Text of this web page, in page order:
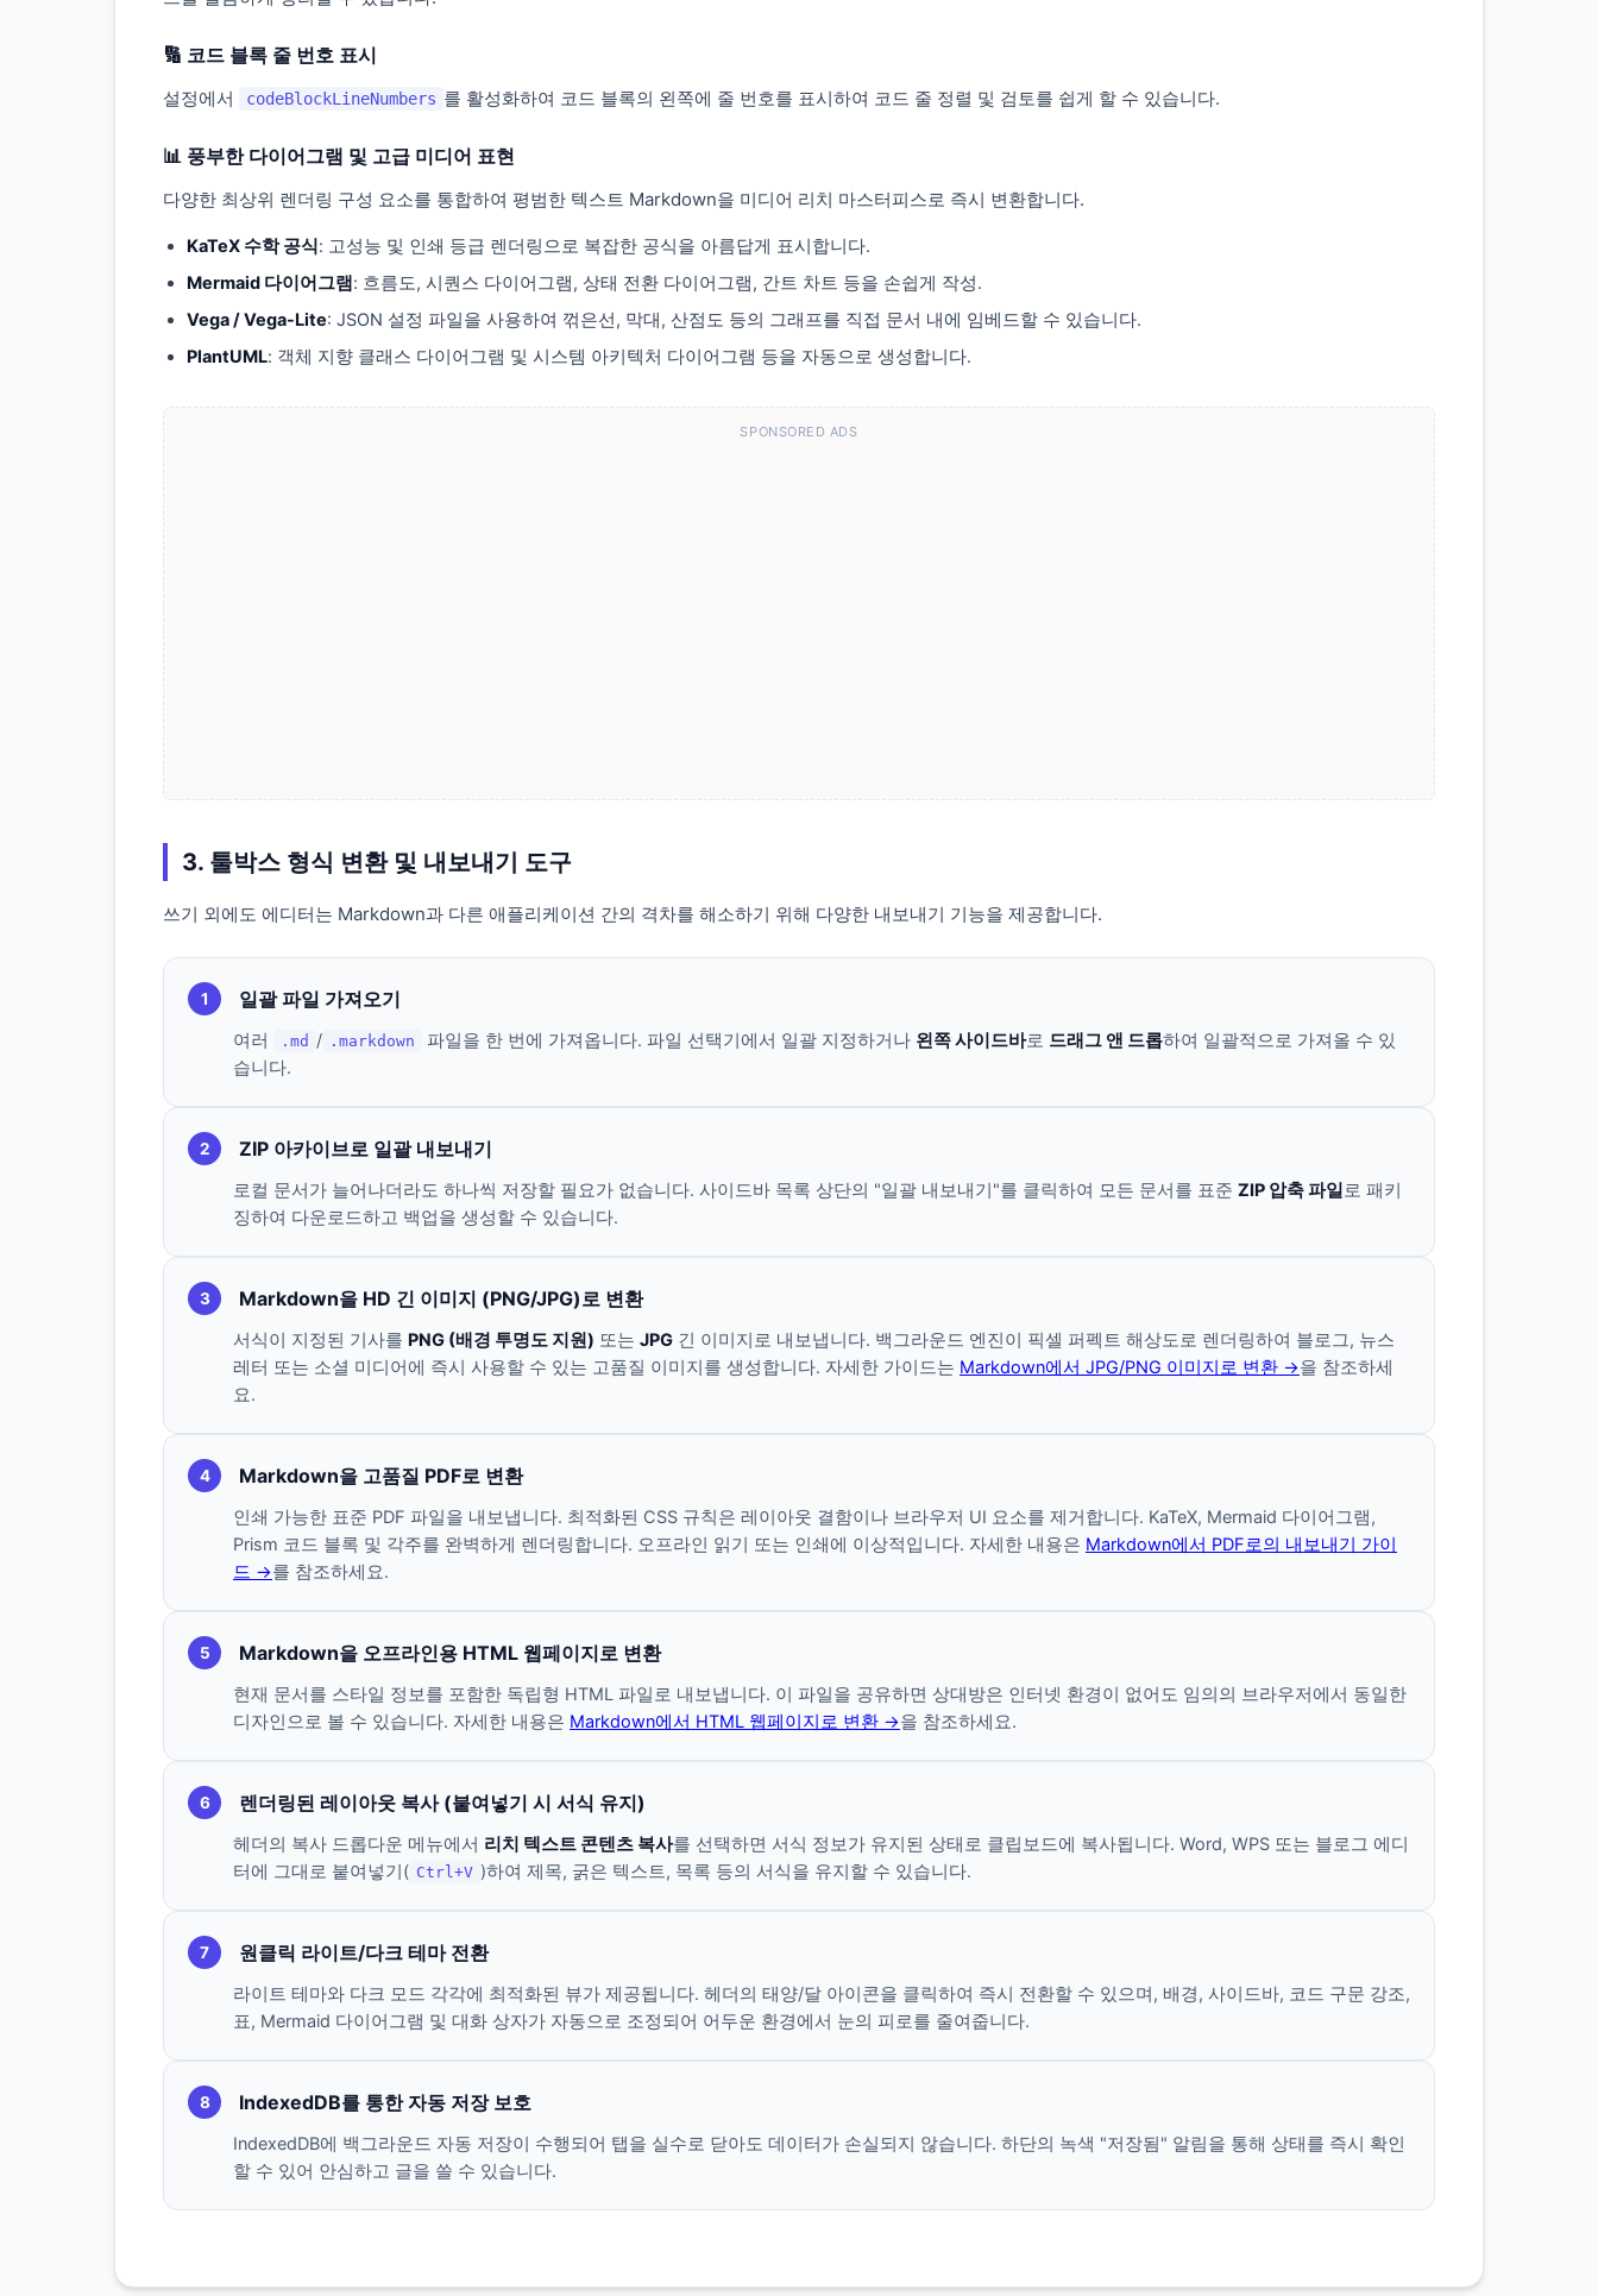
🔢 코드 블록 줄 번호 표시
설정에서 codeBlockLineNumbers 를 활성화하여 코드 블록의 왼쪽에 줄 번호를 표시하여 코드 줄 정렬 및 검토를 쉽게 할 수 있습니다.
📊 풍부한 다이어그램 및 고급 미디어 표현
다양한 최상위 렌더링 구성 요소를 통합하여 평범한 텍스트 Markdown을 미디어 리치 마스터피스로 즉시 변환합니다.
KaTeX 수학 공식: 고성능 및 인쇄 등급 렌더링으로 복잡한 공식을 아름답게 표시합니다.
Mermaid 다이어그램: 흐름도, 시퀀스 다이어그램, 상태 전환 다이어그램, 간트 차트 등을 손쉽게 작성.
Vega / Vega-Lite: JSON 설정 파일을 사용하여 꺾은선, 막대, 산점도 등의 그래프를 직접 문서 내에 임베드할 수 있습니다.
PlantUML: 객체 지향 클래스 다이어그램 및 시스템 아키텍처 다이어그램 등을 자동으로 생성합니다.
SPONSORED ADS
3. 툴박스 형식 변환 및 내보내기 도구
쓰기 외에도 에디터는 Markdown과 다른 애플리케이션 간의 격차를 해소하기 위해 다양한 내보내기 기능을 제공합니다.
1 일괄 파일 가져오기
여러 .md / .markdown 파일을 한 번에 가져옵니다. 파일 선택기에서 일괄 지정하거나 왼쪽 사이드바로 드래그 앤 드롭하여 일괄적으로 가져올 수 있
습니다.
2 ZIP 아카이브로 일괄 내보내기
로컬 문서가 늘어나더라도 하나씩 저장할 필요가 없습니다. 사이드바 목록 상단의 "일괄 내보내기"를 클릭하여 모든 문서를 표준 ZIP 압축 파일로 패키
징하여 다운로드하고 백업을 생성할 수 있습니다.
3 Markdown을 HD 긴 이미지 (PNG/JPG)로 변환
서식이 지정된 기사를 PNG (배경 투명도 지원) 또는 JPG 긴 이미지로 내보냅니다. 백그라운드 엔진이 픽셀 퍼펙트 해상도로 렌더링하여 블로그, 뉴스
레터 또는 소셜 미디어에 즉시 사용할 수 있는 고품질 이미지를 생성합니다. 자세한 가이드는 Markdown에서 JPG/PNG 이미지로 변환 →을 참조하세
요.
4 Markdown을 고품질 PDF로 변환
인쇄 가능한 표준 PDF 파일을 내보냅니다. 최적화된 CSS 규칙은 레이아웃 결함이나 브라우저 UI 요소를 제거합니다. KaTeX, Mermaid 다이어그램,
Prism 코드 블록 및 각주를 완벽하게 렌더링합니다. 오프라인 읽기 또는 인쇄에 이상적입니다. 자세한 내용은 Markdown에서 PDF로의 내보내기 가이
드 →를 참조하세요.
5 Markdown을 오프라인용 HTML 웹페이지로 변환
현재 문서를 스타일 정보를 포함한 독립형 HTML 파일로 내보냅니다. 이 파일을 공유하면 상대방은 인터넷 환경이 없어도 임의의 브라우저에서 동일한
디자인으로 볼 수 있습니다. 자세한 내용은 Markdown에서 HTML 웹페이지로 변환 →을 참조하세요.
6 렌더링된 레이아웃 복사 (붙여넣기 시 서식 유지)
헤더의 복사 드롭다운 메뉴에서 리치 텍스트 콘텐츠 복사를 선택하면 서식 정보가 유지된 상태로 클립보드에 복사됩니다. Word, WPS 또는 블로그 에디
터에 그대로 붙여넣기( Ctrl+V )하여 제목, 굵은 텍스트, 목록 등의 서식을 유지할 수 있습니다.
7 원클릭 라이트/다크 테마 전환
라이트 테마와 다크 모드 각각에 최적화된 뷰가 제공됩니다. 헤더의 태양/달 아이콘을 클릭하여 즉시 전환할 수 있으며, 배경, 사이드바, 코드 구문 강조,
표, Mermaid 다이어그램 및 대화 상자가 자동으로 조정되어 어두운 환경에서 눈의 피로를 줄여줍니다.
8 IndexedDB를 통한 자동 저장 보호
IndexedDB에 백그라운드 자동 저장이 수행되어 탭을 실수로 닫아도 데이터가 손실되지 않습니다. 하단의 녹색 "저장됨" 알림을 통해 상태를 즉시 확인
할 수 있어 안심하고 글을 쓸 수 있습니다.